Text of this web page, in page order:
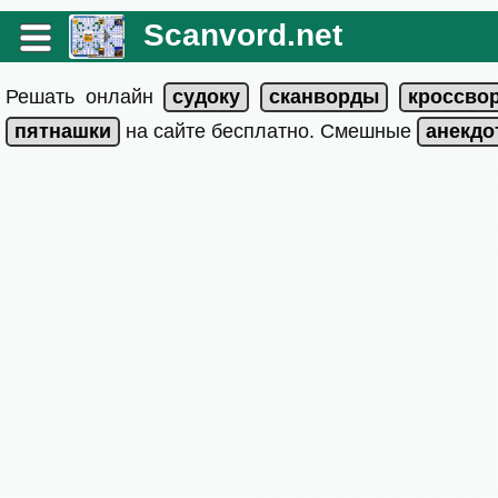
Scanvord.net
Решать онлайн
на сайте бесплатно. Смешные